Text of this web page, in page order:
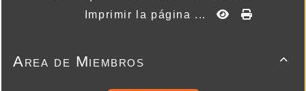
Imprimir la página ...

Area de Miembros